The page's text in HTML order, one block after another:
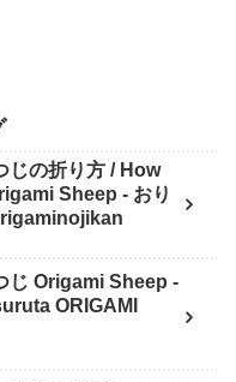
じの折り方 / How
Sheep - おり
じ Origami Sheep -
ORIGAMI